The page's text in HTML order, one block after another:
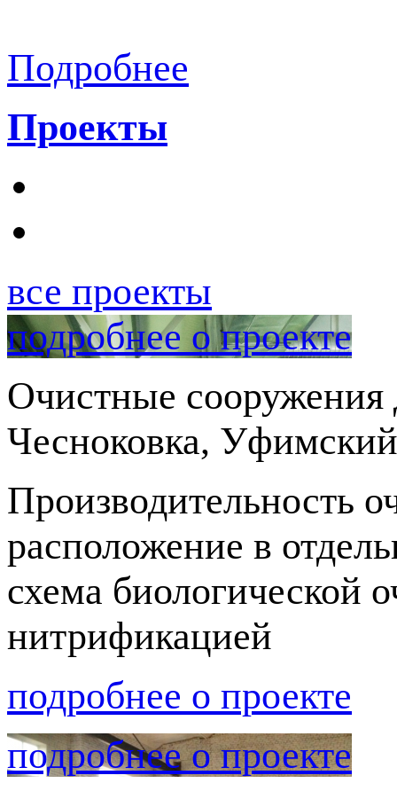
Подробнее
Проекты
все проекты
подробнее о проекте
Очистные сооружения
Чесноковка,
Производительность
расположение в
схема биологической
нитрификацией
подробнее о проекте
подробнее о проекте